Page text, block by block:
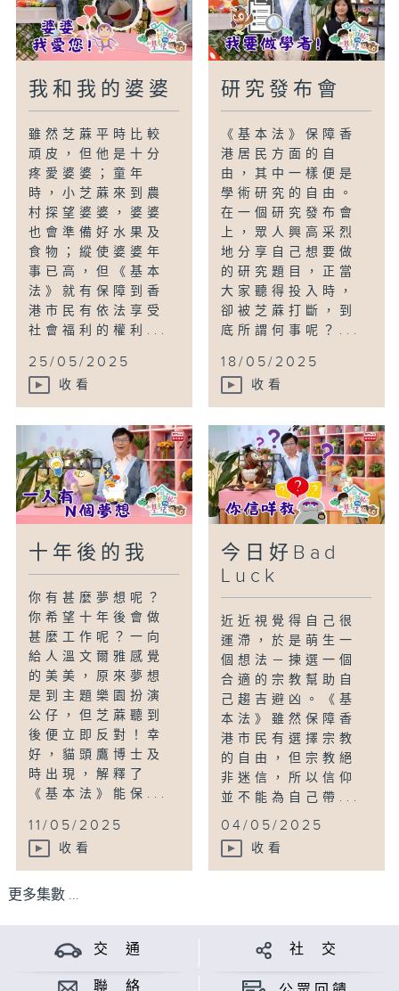
我和我的婆婆
雖然芝蔴平時比較
頑皮，但他是十分
疼愛婆婆；童年
時，小芝蔴來到農
村探望婆婆，婆婆
也會準備好水果及
食物；縱使婆婆年
事已高，但《基本
法》就有保障到香
港市民有依法享受
社會福利的權利...
25/05/2025
收看
研究發布會
《基本法》保障香
港居民方面的自
由，其中一樣便是
學術研究的自由。
在一個研究發布會
上，眾人興高采烈
地分享自己想要做
的研究題目，正當
大家聽得投入時，
卻被芝蔴打斷，到
底所謂何事呢？...
18/05/2025
收看
十年後的我
你有甚麼夢想呢？
你希望十年後會做
甚麼工作呢？一向
給人溫文爾雅感覺
的美美，原來夢想
是到主題樂園扮演
公仔，但芝蔴聽到
後便立即反對！幸
好，貓頭鷹博士及
時出現，解釋了
《基本法》能保...
11/05/2025
收看
今日好Bad
Luck
近近視覺得自己很
運滯，於是萌生一
個想法－揀選一個
合適的宗教幫助自
己趨吉避凶。《基
本法》雖然保障香
港市民有選擇宗教
的自由，但宗教絕
非迷信，所以信仰
並不能為自己帶...
04/05/2025
收看
更多集數 ...
交 通 社 交
聯 絡